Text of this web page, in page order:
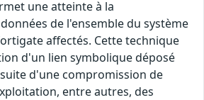
une atteinte à la
de l'ensemble du système
affectés. Cette technique
d'un lien symbolique déposé
d'une compromission de
entre autres, des